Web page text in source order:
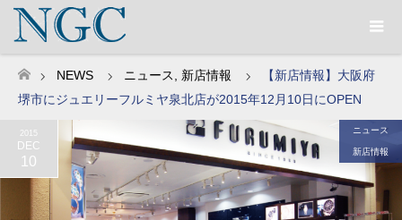
ホーム
NEWS ニュース 新店情報
【新店情報】大阪府
堺市にジュエリーフルミヤ泉北店が2015年12月10日にOPEN
2015
DEC
10
ニュース
新店情報